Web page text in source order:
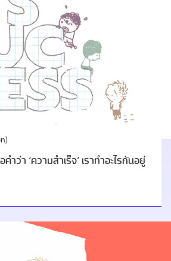
ำว่า ‘ความสำเร็จ’ เราทำอะไรกันอยู่